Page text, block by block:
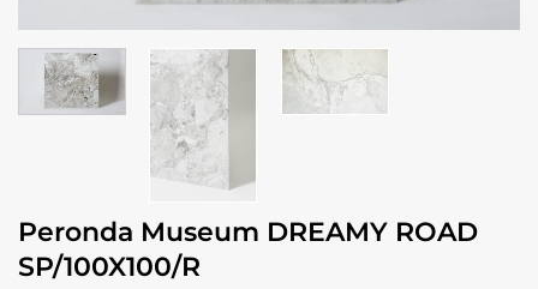
Peronda Museum DREAMY ROAD
SP/100X100/R